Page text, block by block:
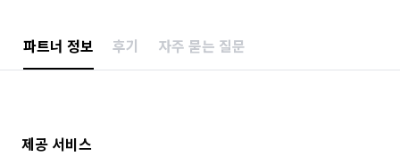
파트너 정보 후기 자주 묻는 질문
제공 서비스